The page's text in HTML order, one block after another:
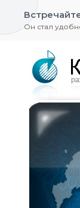
Он стал